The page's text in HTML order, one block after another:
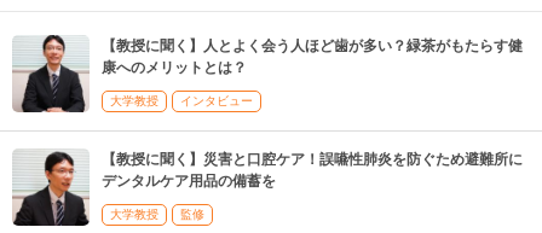
【教授に聞く】人とよく会う人ほど歯が多い？緑茶がもたらす健
康へのメリットとは？
大学教授 インタビュー
【教授に聞く】災害と口腔ケア！誤嚥性肺炎を防ぐため避難所に
デンタルケア用品の備蓄を
大学教授 監修